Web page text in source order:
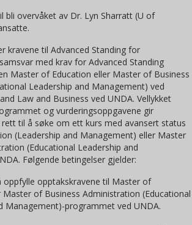
bli overvåket av Dr. Lyn Sharratt (U of
kravene til Advanced Standing for
med krav for Advanced Standing
Master of Education eller Master of Business
Leadership and Management) ved
Law and Business ved UNDA. Vellykket
og vurderingsoppgavene gir
til å søke om ett kurs med avansert status
(Leadership and Management) eller Master
(Educational Leadership and
Følgende betingelser gjelder:
oppfylle opptakskravene til Master of
Master of Business Administration (Educational
Management)-programmet ved UNDA.